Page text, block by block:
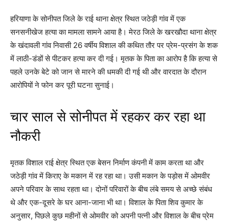
हरियाणा के सोनीपत जिले के राई थाना क्षेत्र स्थित जठेड़ी गांव में एक
सनसनीखेज हत्या का मामला सामने आया है। मेरठ जिले के खरखौदा थाना क्षेत्र
के खंदावली गांव निवासी 26 वर्षीय विशाल की कथित तौर पर प्रेम-प्रसंग के शक
में लाठी-डंडों से पीटकर हत्या कर दी गई। मृतक के पिता का आरोप है कि हत्या से
पहले उनके बेटे को जान से मारने की धमकी दी गई थी और वारदात के दौरान
आरोपियों ने फोन कर पूरी घटना सुनाई।
चार साल से सोनीपत में रहकर कर रहा था
नौकरी
मृतक विशाल राई क्षेत्र स्थित एक बेसन निर्माण कंपनी में काम करता था और
जठेड़ी गांव में किराए के मकान में रह रहा था। उसी मकान के पड़ोस में ओमवीर
अपने परिवार के साथ रहता था। दोनों परिवारों के बीच लंबे समय से अच्छे संबंध
थे और एक-दूसरे के घर आना-जाना भी था। विशाल के पिता शिव कुमार के
अनुसार, पिछले कुछ महीनों से ओमवीर को अपनी पत्नी और विशाल के बीच प्रेम